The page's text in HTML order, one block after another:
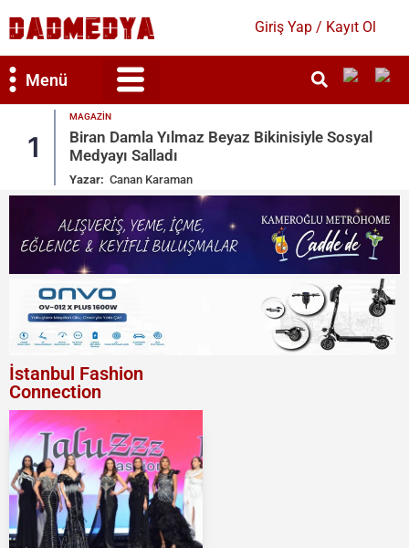
Giriş Yap / Kayıt Ol
Menü
1
MAGAZIN
Biran Damla Yılmaz Beyaz Bikinisiyle Sosyal
Medyayı Salladı
Yazar: Canan Karaman
İstanbul Fashion
Connection